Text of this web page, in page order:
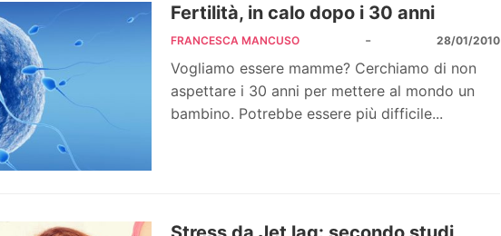
Fertilità, in calo dopo i 30 anni
FRANCESCA MANCUSO - 28/01/2010
Vogliamo essere mamme? Cerchiamo di non
aspettare i 30 anni per mettere al mondo un
bambino. Potrebbe essere più difficile...